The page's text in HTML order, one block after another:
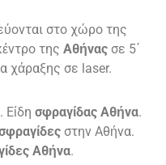
στο χώρο της
της Αθήναςσε 5΄
χάραξης σε laser.
. Είδη σφραγίδας Αθήνα.
στην Αθήνα.
Αθήνα.